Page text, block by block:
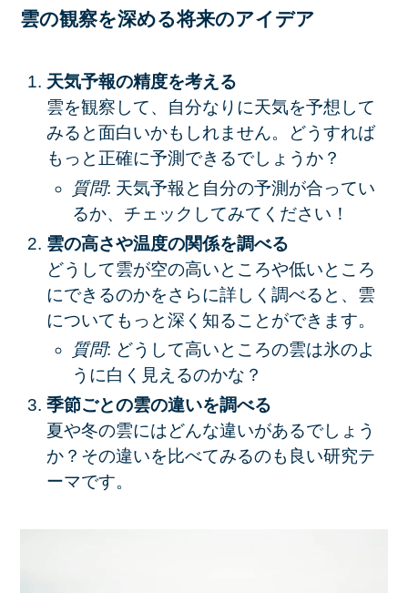
雲の観察を深める将来のアイデア
天気予報の精度を考える
雲を観察して、自分なりに天気を予想して
みると面白いかもしれません。どうすれば
もっと正確に予測できるでしょうか？
質問: 天気予報と自分の予測が合ってい
るか、チェックしてみてください！
雲の高さや温度の関係を調べる
どうして雲が空の高いところや低いところ
にできるのかをさらに詳しく調べると、雲
についてもっと深く知ることができます。
質問: どうして高いところの雲は氷のよ
うに白く見えるのかな？
季節ごとの雲の違いを調べる
夏や冬の雲にはどんな違いがあるでしょう
か？その違いを比べてみるのも良い研究テ
ーマです。